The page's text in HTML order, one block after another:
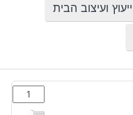
ייעוץ ועיצוב הבית
כמות
של